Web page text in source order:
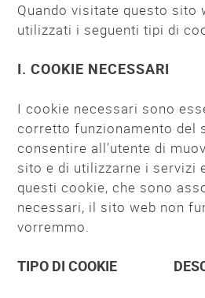
Quando visitate questo sito
utilizzati i seguenti tipi di
I. COOKIE NECESSARI
I cookie necessari sono
corretto funzionamento del
consentire all’utente di
sito e di utilizzarne i servizi
questi cookie, che sono
necessari, il sito web non
vorremmo.
TIPO DI COOKIE